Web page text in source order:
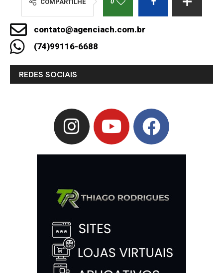
COMPARTILHE
contato@agenciach.com.br
(74)99116-6688
REDES SOCIAIS